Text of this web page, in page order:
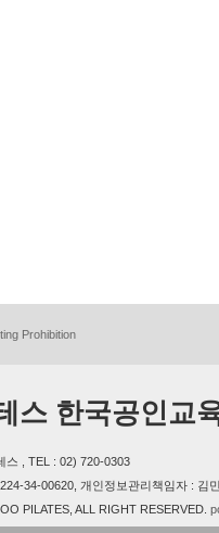
Prohibition
스 한국공인교
스 , TEL : 02) 720-0303
34-00620, 개인정보관리책임자 : 김
PILATES, ALL RIGHT RESERVED.